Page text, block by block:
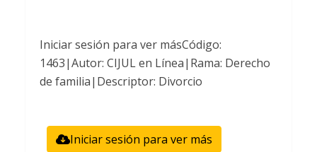
Iniciar sesión para ver másCódigo:
1463|Autor: CIJUL en Línea|Rama: Derecho
de familia|Descriptor: Divorcio
Iniciar sesión para ver más